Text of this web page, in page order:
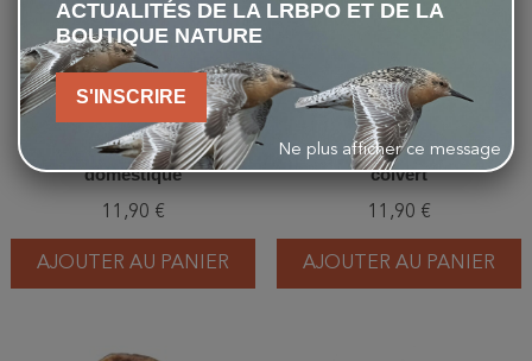
Peluche sonore - Moineau
domestique
11,90 €
AJOUTER AU PANIER
Peluche sonore - Canard
colvert
11,90 €
AJOUTER AU PANIER
ACTUALITÉS DE LA LRBPO ET DE LA
BOUTIQUE NATURE
S'INSCRIRE
Ne plus afficher ce message